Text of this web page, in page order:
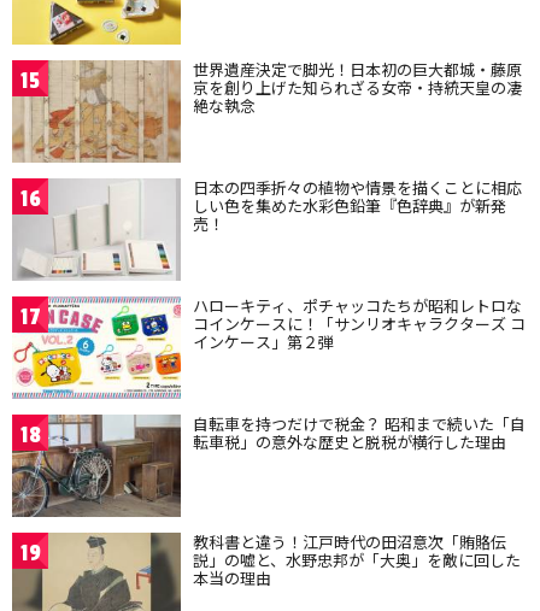
15 世界遺産決定で脚光！日本初の巨大都城・藤原
京を創り上げた知られざる女帝・持統天皇の凄
絶な執念
16 日本の四季折々の植物や情景を描くことに相応
しい色を集めた水彩色鉛筆『色辞典』が新発
売！
17 ハローキティ、ポチャッコたちが昭和レトロな
コインケースに！「サンリオキャラクターズ コ
インケース」第２弾
18 自転車を持つだけで税金？ 昭和まで続いた「自
転車税」の意外な歴史と脱税が横行した理由
19 教科書と違う！江戸時代の田沼意次「賄賂伝
説」の嘘と、水野忠邦が「大奥」を敵に回した
本当の理由